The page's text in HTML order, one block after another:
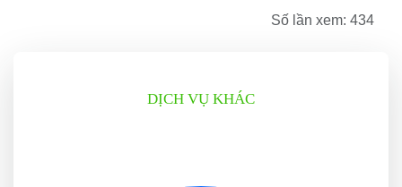
Số lần xem: 434
DỊCH VỤ KHÁC